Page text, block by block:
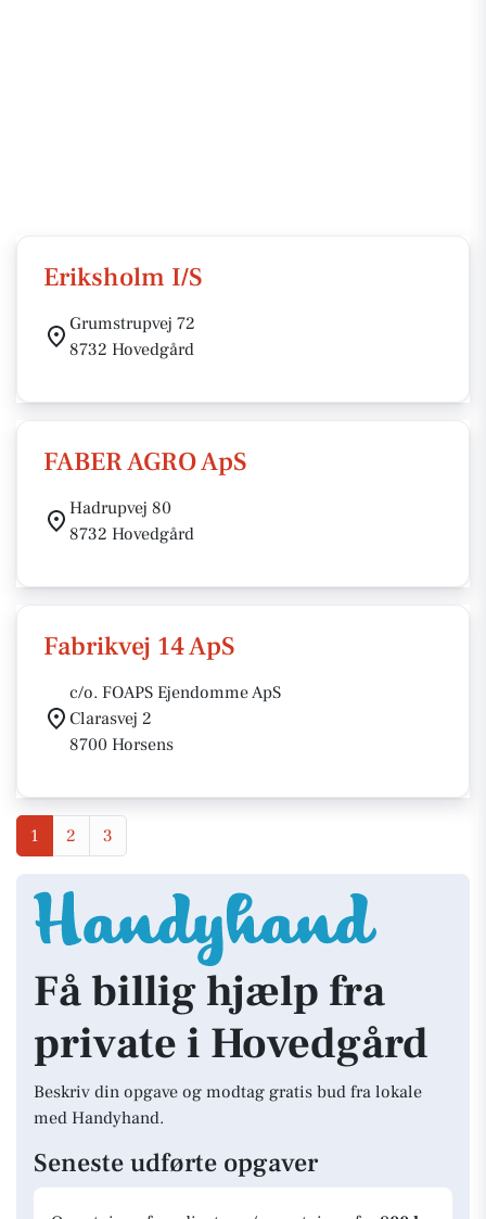
Eriksholm I/S
Grumstrupvej 72
8732 Hovedgård
FABER AGRO ApS
Hadrupvej 80
8732 Hovedgård
Fabrikvej 14 ApS
c/o. FOAPS Ejendomme ApS
Clarasvej 2
8700 Horsens
1 2 3
Få billig hjælp fra
private i Hovedgård
Beskriv din opgave og modtag gratis bud fra lokale
med Handyhand.
Seneste udførte opgaver